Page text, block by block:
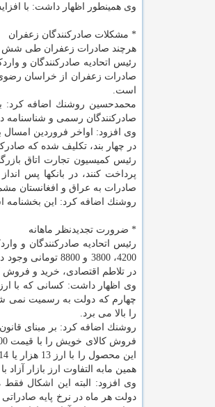
وی همینطور اظهار داشت: با
* مشكلات صادركنندگان زعفران
هرچند صادرات زعفران طی شش
رئیس اتحادیه صادركنندگان و
صادرات زعفران از خراسان
است.
محمدحسین روشنك اضافه كرد:
صادركنندگان رسمی و شناسنامه
وی افزود: اواخر فروردین
در چهار بند، تكلیف شده كه
رئیس كمیسیون تجارت اتاق
پرداخت كنند، در بانكها پس
صادرات به عراق و افغانستان
روشنك اضافه كرد: این بخشنامه
* ضرورت تجدیدنظر ماهانه
رئیس اتحادیه صادركنندگان و
4200، 3800 و
در تلاطم اقتصادی، خرید و
چهارم كه دولت به رسمیت نمی
را بالا می برد.
همین مابه التفاوت ارز بازار
وی افزود: البته این اشكال
دولت هر ماه در نرخ پایه